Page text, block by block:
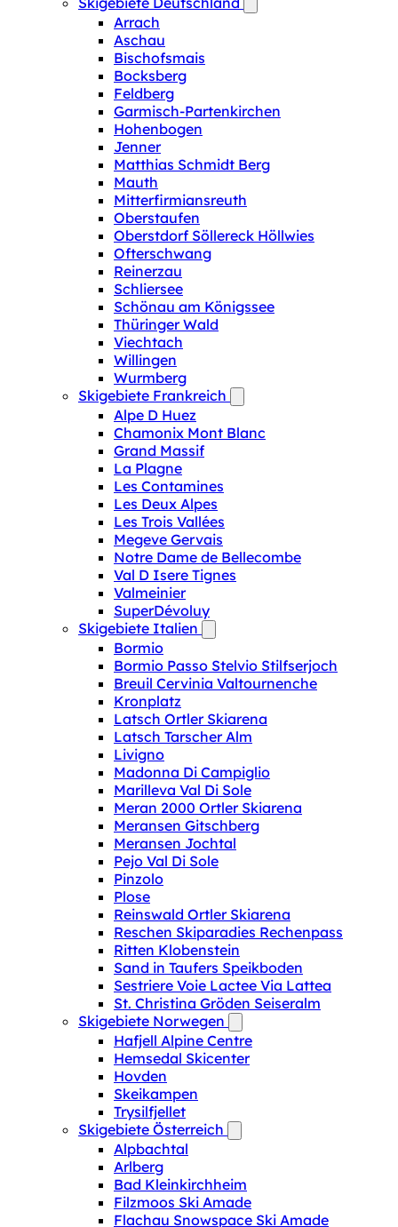
Arrach
Aschau
Bischofsmais
Bocksberg
Feldberg
Garmisch-Partenkirchen
Hohenbogen
Jenner
Matthias Schmidt Berg
Mauth
Mitterfirmiansreuth
Oberstaufen
Oberstdorf Söllereck Höllwies
Ofterschwang
Reinerzau
Schliersee
Schönau am Königssee
Thüringer Wald
Viechtach
Willingen
Wurmberg
Skigebiete Frankreich
Alpe D Huez
Chamonix Mont Blanc
Grand Massif
La Plagne
Les Contamines
Les Deux Alpes
Les Trois Vallées
Megeve Gervais
Notre Dame de Bellecombe
Val D Isere Tignes
Valmeinier
SuperDévoluy
Skigebiete Italien
Bormio
Bormio Passo Stelvio Stilfserjoch
Breuil Cervinia Valtournenche
Kronplatz
Latsch Ortler Skiarena
Latsch Tarscher Alm
Livigno
Madonna Di Campiglio
Marilleva Val Di Sole
Meran 2000 Ortler Skiarena
Meransen Gitschberg
Meransen Jochtal
Pejo Val Di Sole
Pinzolo
Plose
Reinswald Ortler Skiarena
Reschen Skiparadies Rechenpass
Ritten Klobenstein
Sand in Taufers Speikboden
Sestriere Voie Lactee Via Lattea
St. Christina Gröden Seiseralm
Skigebiete Norwegen
Hafjell Alpine Centre
Hemsedal Skicenter
Hovden
Skeikampen
Trysilfjellet
Skigebiete Österreich
Alpbachtal
Arlberg
Bad Kleinkirchheim
Filzmoos Ski Amade
Flachau Snowspace Ski Amade